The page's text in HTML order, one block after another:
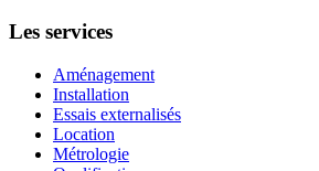
Les services
Aménagement
Installation
Essais externalisés
Location
Métrologie